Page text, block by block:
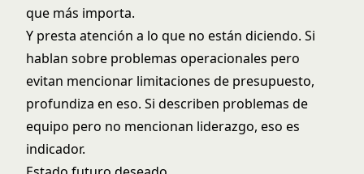
que más importa.
Y presta atención a lo que no están diciendo. Si
hablan sobre problemas operacionales pero
evitan mencionar limitaciones de presupuesto,
profundiza en eso. Si describen problemas de
equipo pero no mencionan liderazgo, eso es
indicador.